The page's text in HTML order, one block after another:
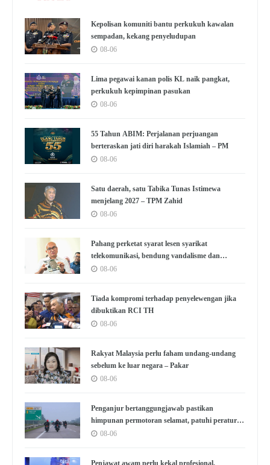
Kepolisan komuniti bantu perkukuh kawalan
sempadan, kekang penyeludupan
08-06
Lima pegawai kanan polis KL naik pangkat,
perkukuh kepimpinan pasukan
08-06
55 Tahun ABIM: Perjalanan perjuangan
berteraskan jati diri harakah Islamiah – PM
08-06
Satu daerah, satu Tabika Tunas Istimewa
menjelang 2027 – TPM Zahid
08-06
Pahang perketat syarat lesen syarikat
telekomunikasi, bendung vandalisme dan
kecurian
08-06
Tiada kompromi terhadap penyelewengan jika
dibuktikan RCI TH
08-06
Rakyat Malaysia perlu faham undang-undang
sebelum ke luar negara – Pakar
08-06
Penganjur bertanggungjawab pastikan
himpunan permotoran selamat, patuhi peraturan
– Pakar
08-06
Penjawat awam perlu kekal profesional,